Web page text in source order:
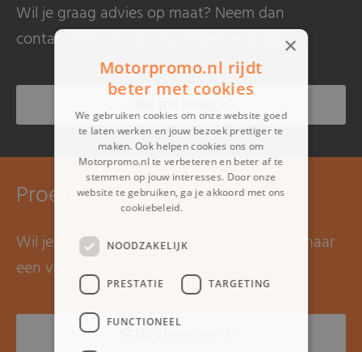
Wil je graag advies op maat? Neem dan
contact met ons op, wij helpen je graag.
Proefrit maken?
Wil je graag een proefrit maken? Kom dan naar
een van onze showrooms.
×
Motorpromo.nl rijdt
beter met cookies
We gebruiken cookies om onze website goed
te laten werken en jouw bezoek prettiger te
maken. Ook helpen cookies ons om
Motorpromo.nl te verbeteren en beter af te
stemmen op jouw interesses. Door onze
website te gebruiken, ga je akkoord met ons
cookiebeleid.
NOODZAKELIJK
PRESTATIE TARGETING
FUNCTIONEEL